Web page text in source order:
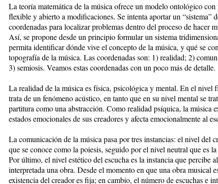
La teoría matemática de la música ofrece un modelo ontológico con
flexible y abierto a modificaciones. Se intenta aportar un “sistema”
coordenadas para localizar problemas dentro del proceso de hacer
Así, se propone desde un principio formular un sistema
permita identificar dónde vive el concepto de la música, y qué se
topografía de la música. Las coordenadas son: 1) realidad; 2)
3) semiosis. Veamos estas coordenadas con un poco más de detalle.
La realidad de la música es física, psicológica y mental. En el nivel
trata de un fenómeno acústico, en tanto que en su nivel mental se
partitura como una abstracción. Como realidad psíquica, la música
estados emocionales de sus creadores y afecta emocionalmente al
La comunicación de la música pasa por tres instancias: el nivel del
que se conoce como la poiesis, seguido por el nivel neutral que es
Por último, el nivel estético del escucha es la instancia que percibe
interpretada una obra. Desde el momento en que una obra musical
existencia del creador es fija; en cambio, el número de escuchas e